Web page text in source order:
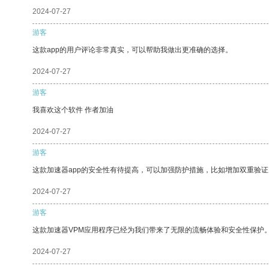
2024-07-27
游客
这款app的用户评论非常真实，可以帮助我做出更准确的选择。
2024-07-27
游客
我喜欢这个软件 作者加油
2024-07-27
游客
这款加速器app的安全性有待提高，可以加强防护措施，比如增加双重验
2024-07-27
游客
这款加速器VPM应用程序已经为我们带来了无限的流畅体验和安全性保护
2024-07-27